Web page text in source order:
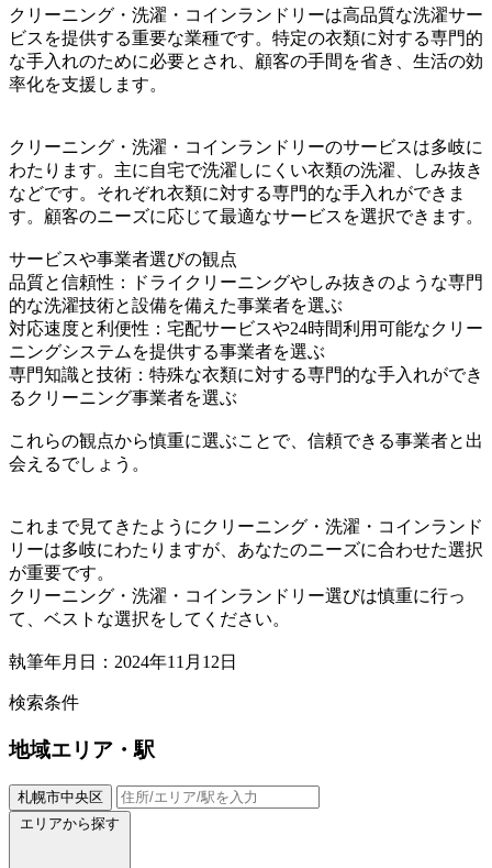
クリーニング・洗濯・コインランドリーは高品質な洗濯サー
ビスを提供する重要な業種です。特定の衣類に対する専門的
な手入れのために必要とされ、顧客の手間を省き、生活の効
率化を支援します。
クリーニング・洗濯・コインランドリーのサービスは多岐に
わたります。主に自宅で洗濯しにくい衣類の洗濯、しみ抜き
などです。それぞれ衣類に対する専門的な手入れができま
す。顧客のニーズに応じて最適なサービスを選択できます。
サービスや事業者選びの観点
品質と信頼性：ドライクリーニングやしみ抜きのような専門
的な洗濯技術と設備を備えた事業者を選ぶ
対応速度と利便性：宅配サービスや24時間利用可能なクリー
ニングシステムを提供する事業者を選ぶ
専門知識と技術：特殊な衣類に対する専門的な手入れができ
るクリーニング事業者を選ぶ
これらの観点から慎重に選ぶことで、信頼できる事業者と出
会えるでしょう。
これまで見てきたようにクリーニング・洗濯・コインランド
リーは多岐にわたりますが、あなたのニーズに合わせた選択
が重要です。
クリーニング・洗濯・コインランドリー選びは慎重に行っ
て、ベストな選択をしてください。
執筆年月日：2024年11月12日
検索条件
地域エリア・駅
札幌市中央区
エリアから探す